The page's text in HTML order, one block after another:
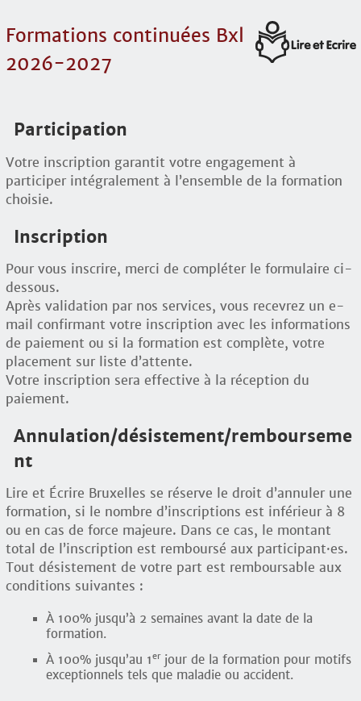
Formations continuées Bxl
2026-2027
Participation
Votre inscription garantit votre engagement à
participer intégralement à l’ensemble de la formation
choisie.
Inscription
Pour vous inscrire, merci de compléter le formulaire ci-
dessous.
Après validation par nos services, vous recevrez un e-
mail confirmant votre inscription avec les informations
de paiement ou si la formation est complète, votre
placement sur liste d’attente.
Votre inscription sera effective à la réception du
paiement.
Annulation/désistement/rembourseme
nt
Lire et Écrire Bruxelles se réserve le droit d’annuler une
formation, si le nombre d’inscriptions est inférieur à 8
ou en cas de force majeure. Dans ce cas, le montant
total de l’inscription est remboursé aux participant·es.
Tout désistement de votre part est remboursable aux
conditions suivantes :
À 100% jusqu’à 2 semaines avant la date de la
formation.
À 100% jusqu’au 1er jour de la formation pour motifs
exceptionnels tels que maladie ou accident.